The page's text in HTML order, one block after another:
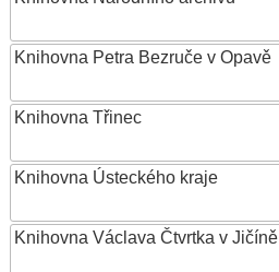
Knihovna Petra Bezruče v Opavě
Knihovna Třinec
Knihovna Ústeckého kraje
Knihovna Václava Čtvrtka v Jičíně